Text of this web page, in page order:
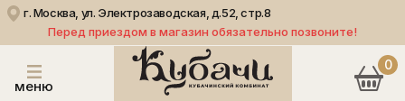
г. Москва, ул. Электрозаводская, д.52, стр.8
Перед приездом в магазин обязательно позвоните!
меню
0